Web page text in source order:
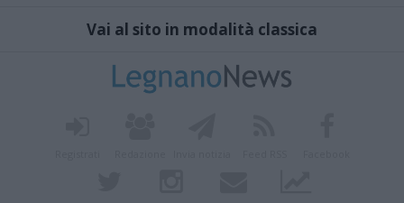
Vai al sito in modalità classica